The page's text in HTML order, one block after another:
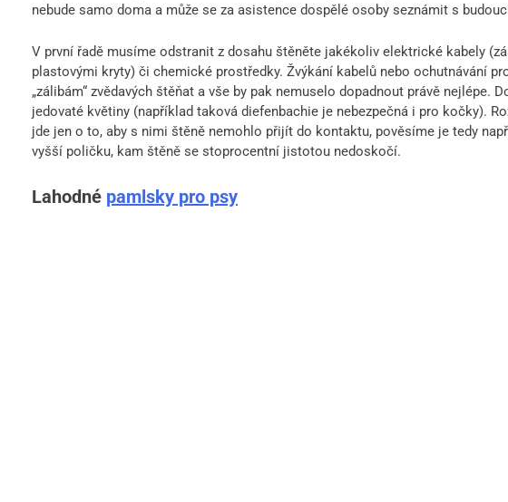
nebude samo doma a může se za asistence dospělé osoby seznámit s
V první řadě musíme odstranit z dosahu štěněte jakékoliv elektrické kabely
plastovými kryty) či chemické prostředky. Žvýkání kabelů nebo ochutnávání
„zálibám“ zvědavých štěňat a vše by pak nemuselo dopadnout právě nejlépe.
jedovaté květiny (například taková diefenbachie je nebezpečná i pro kočky).
jde jen o to, aby s nimi štěně nemohlo přijít do kontaktu, pověsíme je tedy
vyšší poličku, kam štěně se stoprocentní jistotou nedoskočí.
Lahodné pamlsky pro psy